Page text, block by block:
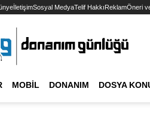
İletişimSosyal MedyaTelif HakkıReklamÖneri
MOBIL DONANIM DOSYA